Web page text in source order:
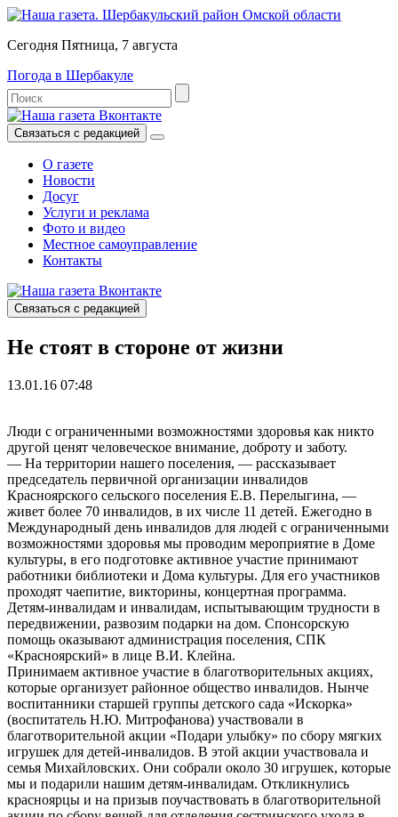
Сегодня Пятница, 7 августа
Погода в Шербакуле
Связаться с редакцией
О газете
Новости
Досуг
Услуги и реклама
Фото и видео
Местное самоуправление
Контакты
Связаться с редакцией
Не стоят в стороне от жизни
13.01.16 07:48
Люди с ограниченными возможностями здоровья как никто
другой ценят человеческое внимание, доброту и заботу.
— На территории нашего поселения, — рассказывает
председатель первичной организации инвалидов
Красноярского сельского поселения Е.В. Перелыгина, —
живет более 70 инвалидов, в их числе 11 детей. Ежегодно в
Международный день инвалидов для людей с ограниченными
возможностями здоровья мы проводим мероприятие в Доме
культуры, в его подготовке активное участие принимают
работники библиотеки и Дома культуры. Для его участников
проходят чаепитие, викторины, концертная программа.
Детям-инвалидам и инвалидам, испытывающим трудности в
передвижении, развозим подарки на дом. Спонсорскую
помощь оказывают администрация поселения, СПК
«Красноярский» в лице В.И. Клейна.
Принимаем активное участие в благотворительных акциях,
которые организует районное общество инвалидов. Нынче
воспитанники старшей группы детского сада «Искорка»
(воспитатель Н.Ю. Митрофанова) участвовали в
благотворительной акции «Подари улыбку» по сбору мягких
игрушек для детей-инвалидов. В этой акции участвовала и
семья Михайловских. Они собрали около 30 игрушек, которые
мы и подарили нашим детям-инвалидам. Откликнулись
красноярцы и на призыв поучаствовать в благотворительной